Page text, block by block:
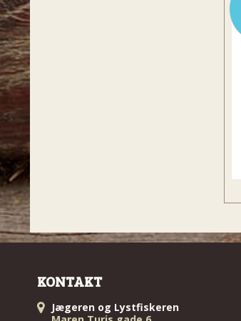
KONTAKT
Jægeren og Lystfiskeren